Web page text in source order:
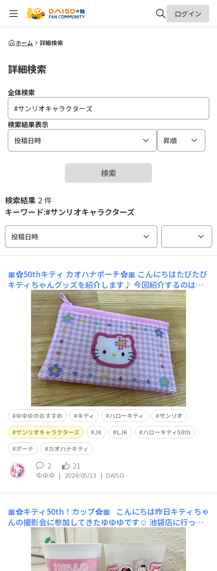
全体検索
ログイン
ホーム 詳細検索
詳細検索
全体検索
検索結果表示
投稿日時
昇順
検索
検索結果 2 件
キーワード:#サンリオキャラクターズ
投稿日時
🎀‪✿50thキティ カオハナポーチ‪✿🎀 こんにちはたびたび
キティちゃんグッズを紹介します♪ 今回紹介するのはこ
ちら！【キティちゃんのカオハナクリアポーチ】で
す！ このデザインサンキューマートで売られていたので
すが、、、発売日に行くことができず😭私が行った時は
すでにSOUL'd OUTになっていました🥹 泣く泣
ゆゆゆのおすすめ キティ ハローキティ
サンリオ
サンリオキャラクターズ
JK LJK
ハローキティ50th
ポーチ
カオハナキティ
2 21
ゆゆゆ | 2024/05/13 | DAISO
🎀‪✿キティ50th！カップ‪✿🎀
こんにちは昨日キティちゃ
んの撮影会に参加してきたゆゆゆです☺️ 池袋店に行った
のですが時間がなくキティちゃんグッズを買うことができ
ませんでした😭 今日再び別のダイソーに行ってみたら！
キティちゃんグッズ新作がたくさんあって驚きまし
た！ 中でも今回紹介するのは